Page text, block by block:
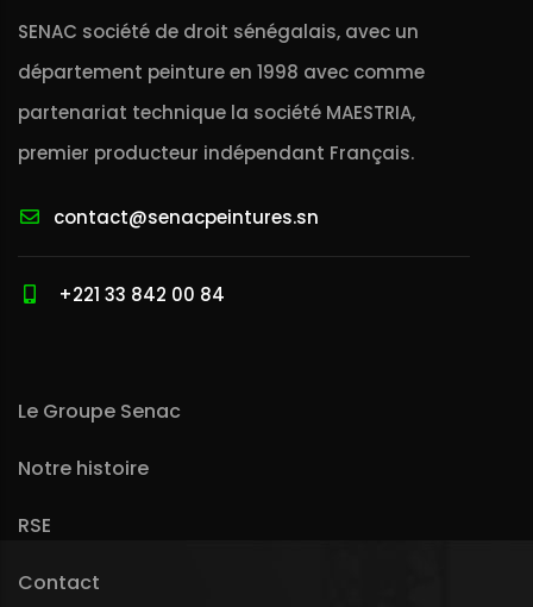
SENAC société de droit sénégalais, avec un
département peinture en 1998 avec comme
partenariat technique la société MAESTRIA,
premier producteur indépendant Français.
contact@senacpeintures.sn
+221 33 842 00 84
Le Groupe Senac
Notre histoire
RSE
Contact